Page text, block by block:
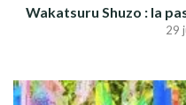
Wakatsuru Shuzo : la
29